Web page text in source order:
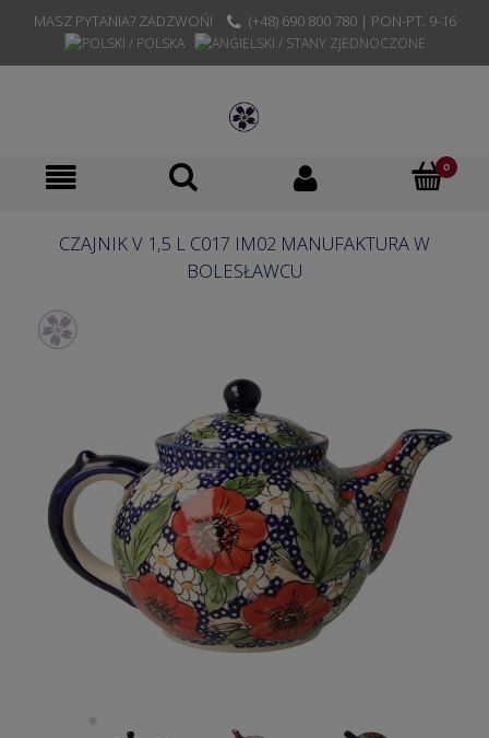
MASZ PYTANIA? ZADZWOŃ! (+48) 690 800 780 | PON-PT. 9-16
CZAJNIK V 1,5 L C017 IM02 MANUFAKTURA W
BOLESŁAWCU